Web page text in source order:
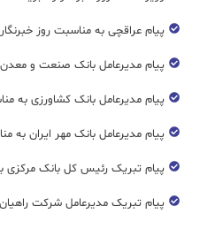
پیام عراقچی به مناسبت روز خبرنگار
پیام مدیرعامل بانک صنعت و معدن
پیام مدیرعامل بانک کشاورزی به
پیام مدیرعامل بانک مهر ایران به
پیام تبریک رئیس کل بانک مرکزی
پیام تبریک مدیرعامل شرکت